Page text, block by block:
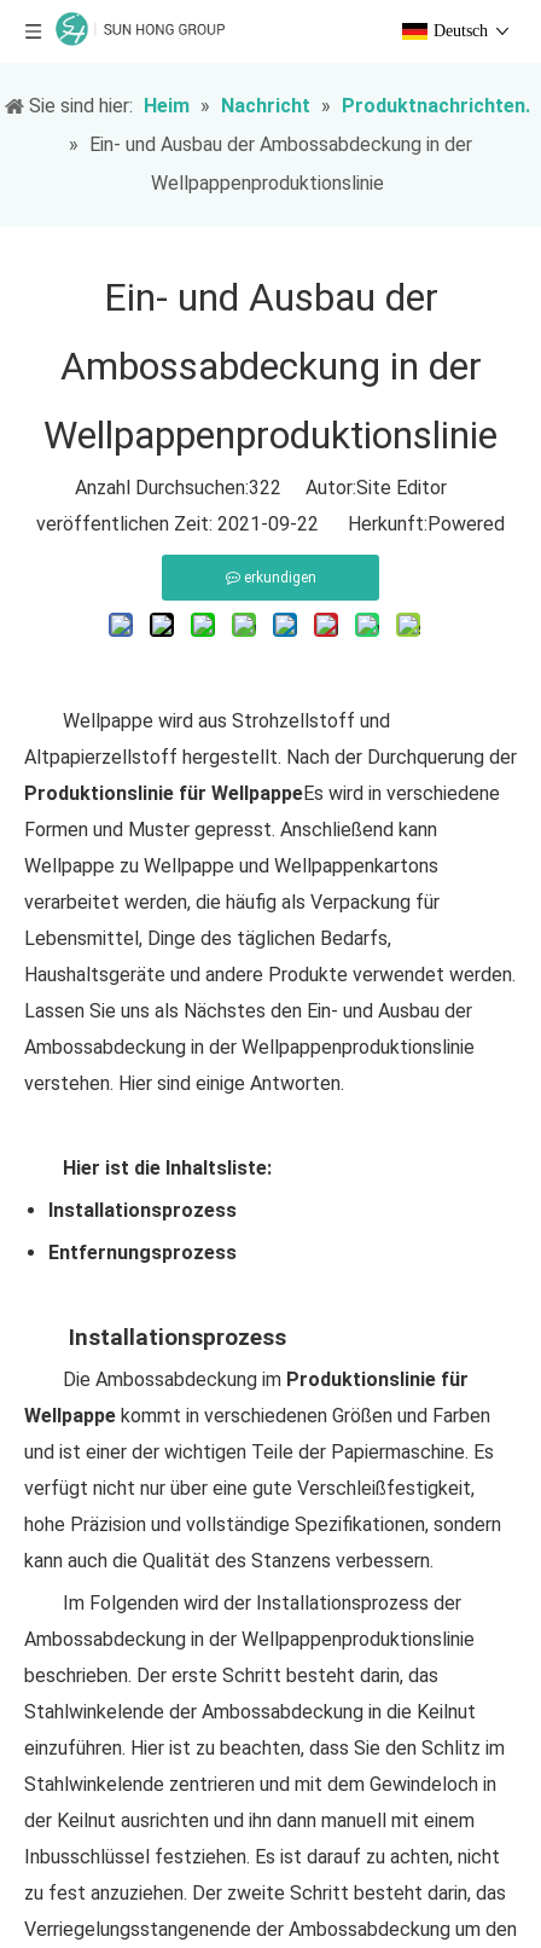
Deutsch
Sie sind hier: Heim » Nachricht » Produktnachrichten.
» Ein- und Ausbau der Ambossabdeckung in der
Wellpappenproduktionslinie
Ein- und Ausbau der
Ambossabdeckung in der
Wellpappenproduktionslinie
Anzahl Durchsuchen:322 Autor:Site Editor
veröffentlichen Zeit: 2021-09-22 Herkunft:Powered
erkundigen
Wellpappe wird aus Strohzellstoff und
Altpapierzellstoff hergestellt. Nach der Durchquerung der
Produktionslinie für WellpappeEs wird in verschiedene
Formen und Muster gepresst. Anschließend kann
Wellpappe zu Wellpappe und Wellpappenkartons
verarbeitet werden, die häufig als Verpackung für
Lebensmittel, Dinge des täglichen Bedarfs,
Haushaltsgeräte und andere Produkte verwendet werden.
Lassen Sie uns als Nächstes den Ein- und Ausbau der
Ambossabdeckung in der Wellpappenproduktionslinie
verstehen. Hier sind einige Antworten.
Hier ist die Inhaltsliste:
Installationsprozess
Entfernungsprozess
Installationsprozess
Die Ambossabdeckung im Produktionslinie für
Wellpappe kommt in verschiedenen Größen und Farben
und ist einer der wichtigen Teile der Papiermaschine. Es
verfügt nicht nur über eine gute Verschleißfestigkeit,
hohe Präzision und vollständige Spezifikationen, sondern
kann auch die Qualität des Stanzens verbessern.
Im Folgenden wird der Installationsprozess der
Ambossabdeckung in der Wellpappenproduktionslinie
beschrieben. Der erste Schritt besteht darin, das
Stahlwinkelende der Ambossabdeckung in die Keilnut
einzuführen. Hier ist zu beachten, dass Sie den Schlitz im
Stahlwinkelende zentrieren und mit dem Gewindeloch in
der Keilnut ausrichten und ihn dann manuell mit einem
Inbusschlüssel festziehen. Es ist darauf zu achten, nicht
zu fest anzuziehen. Der zweite Schritt besteht darin, das
Verriegelungsstangenende der Ambossabdeckung um den